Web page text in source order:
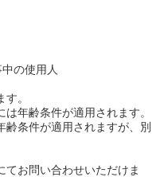
の使用人
。
年齢条件が適用されます。
齢条件が適用されますが、別
てお問い合わせいただけま